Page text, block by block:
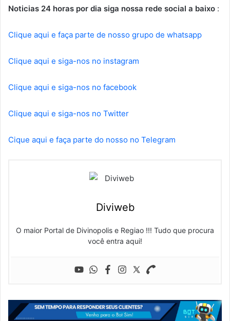
Noticias 24 horas por dia siga nossa rede social a baixo :
Clique aqui e faça parte de nosso grupo de whatsapp
Clique aqui e siga-nos no instagram
Clique aqui e siga-nos no facebook
Clique aqui e siga-nos no Twitter
Cique aqui e faça parte do nosso no Telegram
Diviweb
O maior Portal de Divinopolis e Regiao !!! Tudo que procura
você entra aqui!